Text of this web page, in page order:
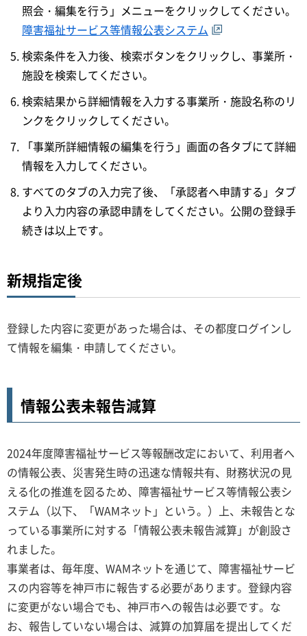
照会・編集を行う」メニューをクリックしてください。
障害福祉サービス等情報公表システム
検索条件を入力後、検索ボタンをクリックし、事業所・
施設を検索してください。
検索結果から詳細情報を入力する事業所・施設名称のリ
ンクをクリックしてください。
「事業所詳細情報の編集を行う」画面の各タブにて詳細
情報を入力してください。
すべてのタブの入力完了後、「承認者へ申請する」タブ
より入力内容の承認申請をしてください。公開の登録手
続きは以上です。
新規指定後
登録した内容に変更があった場合は、その都度ログインし
て情報を編集・申請してください。
情報公表未報告減算
2024年度障害福祉サービス等報酬改定において、利用者へ
の情報公表、災害発生時の迅速な情報共有、財務状況の見
える化の推進を図るため、障害福祉サービス等情報公表シ
ステム（以下、「WAMネット」という。）上、未報告とな
っている事業所に対する「情報公表未報告減算」が創設さ
れました。
事業者は、毎年度、WAMネットを通じて、障害福祉サービ
スの内容等を神戸市に報告する必要があります。登録内容
に変更がない場合でも、神戸市への報告は必要です。な
お、報告していない場合は、減算の加算届を提出してくだ